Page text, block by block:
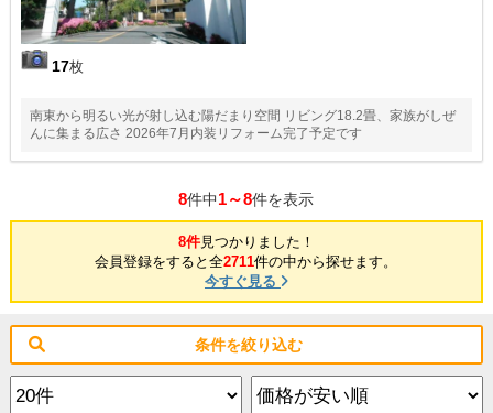
17枚
南東から明るい光が射し込む陽だまり空間 リビング18.2畳、家族がしぜ
んに集まる広さ 2026年7月内装リフォーム完了予定です
8件中1～8件を表示
8件見つかりました！
会員登録をすると全2711件の中から探せます。
今すぐ見る
条件を絞り込む